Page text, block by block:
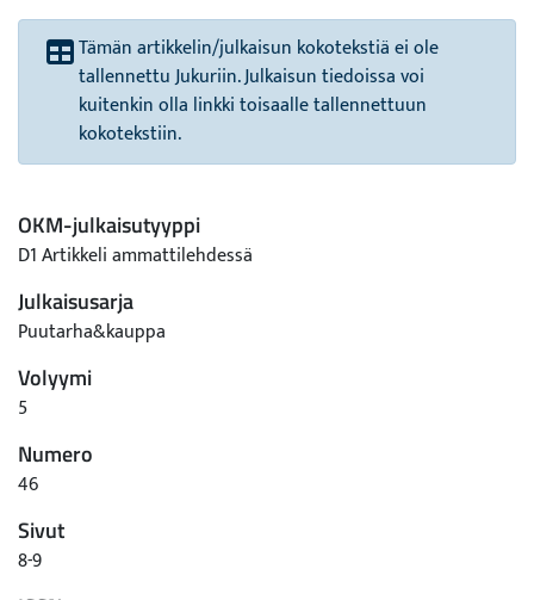
Tämän artikkelin/julkaisun kokotekstiä ei ole
tallennettu Jukuriin. Julkaisun tiedoissa voi
kuitenkin olla linkki toisaalle tallennettuun
kokotekstiin.
OKM-julkaisutyyppi
D1 Artikkeli ammattilehdessä
Julkaisusarja
Puutarha&kauppa
Volyymi
5
Numero
46
Sivut
8-9